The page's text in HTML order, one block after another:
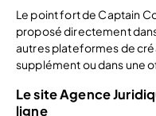
Le point fort de Captain
proposé directement
autres plateformes de
supplément ou dans une
Le site Agence
ligne